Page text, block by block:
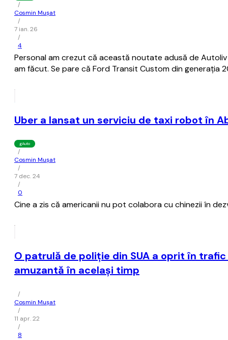
/
Cosmin Mușat
/
7 ian. 26
/
4
Personal am crezut că această noutate adusă de
am făcut. Se pare că Ford Transit Custom din generaţia
Uber a lansat un serviciu de taxi robot în
gAuto
/
Cosmin Mușat
/
7 dec. 24
/
0
Cine a zis că americanii nu pot colabora cu chinezii în
O patrulă de poliţie din SUA a oprit în
amuzantă în acelaşi timp
/
Cosmin Mușat
/
11 apr. 22
/
8